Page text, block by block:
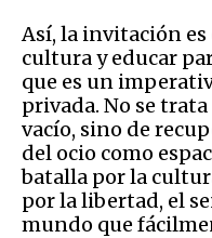
Así, la invitación
cultura y educar
que es un
privada. No se
vacío, sino de
del ocio como
batalla por la
por la libertad, el
mundo que